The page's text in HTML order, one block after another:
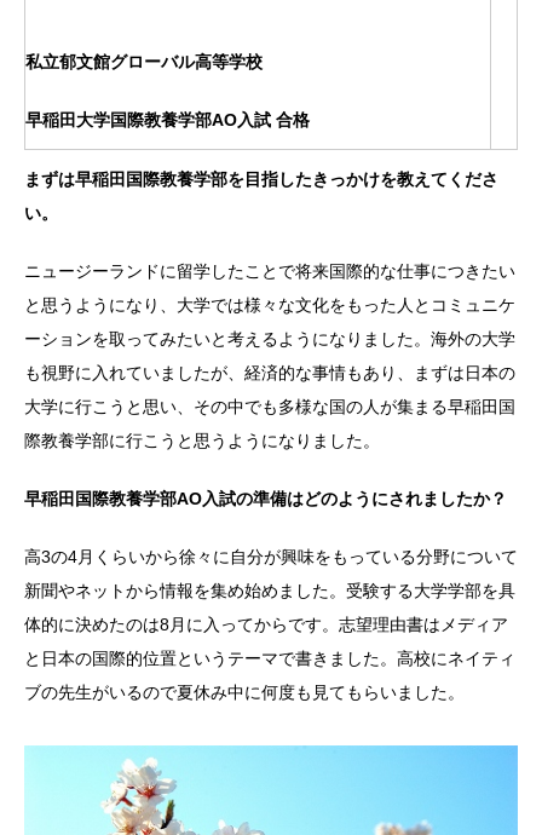
私立郁文館グローバル高等学校
早稲田大学国際教養学部AO入試 合格
まずは早稲田国際教養学部を目指したきっかけを教えてくださ
い。
ニュージーランドに留学したことで将来国際的な仕事につきたい
と思うようになり、大学では様々な文化をもった人とコミュニケ
ーションを取ってみたいと考えるようになりました。海外の大学
も視野に入れていましたが、経済的な事情もあり、まずは日本の
大学に行こうと思い、その中でも多様な国の人が集まる早稲田国
際教養学部に行こうと思うようになりました。
早稲田国際教養学部AO入試の準備はどのようにされましたか？
高3の4月くらいから徐々に自分が興味をもっている分野について
新聞やネットから情報を集め始めました。受験する大学学部を具
体的に決めたのは8月に入ってからです。志望理由書はメディア
と日本の国際的位置というテーマで書きました。高校にネイティ
ブの先生がいるので夏休み中に何度も見てもらいました。